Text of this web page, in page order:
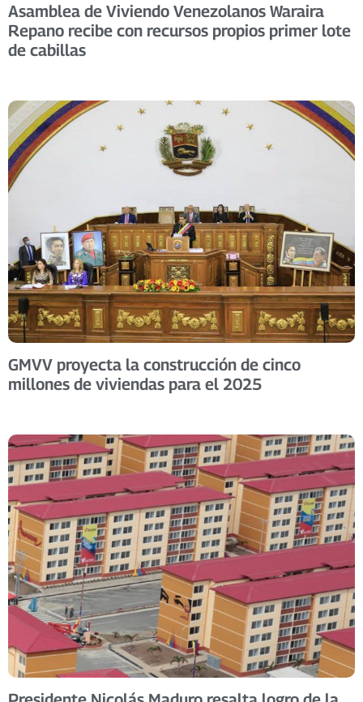
Asamblea de Viviendo Venezolanos Waraira
Repano recibe con recursos propios primer lote
de cabillas
GMVV proyecta la construcción de cinco
millones de viviendas para el 2025